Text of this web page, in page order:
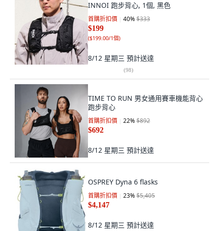
INNOI 跑步背心, 1個, 黑色
首購折扣價 40%$333
$199
($199.00/1個)
8/12 星期三 預計送達
(98)
TIME TO RUN 男女通用賽車機能背心
跑步背心
首購折扣價 22%$892
$692
8/12 星期三 預計送達
OSPREY Dyna 6 flasks
首購折扣價 23%$5,405
$4,147
8/12 星期三 預計送達